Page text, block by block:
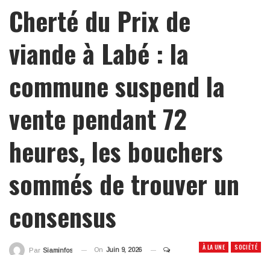
Cherté du Prix de
viande à Labé : la
commune suspend la
vente pendant 72
heures, les bouchers
sommés de trouver un
consensus
À LA UNE SOCIÉTÉ
Par Siaminfos On Juin 9, 2026